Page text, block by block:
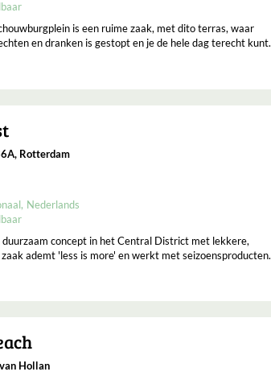
is een ruime zaak, met dito terras, waar
en dranken is gestopt en je de hele dag terecht kunt.
Rotterdam
Nederlands
concept in het Central District met lekkere,
ademt 'less is more' en werkt met seizoensproducten.
Hollan